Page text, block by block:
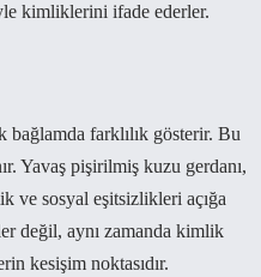
kimliklerini ifade ederler.
farklılık gösterir. Bu
Yavaş pişirilmiş kuzu gerdanı,
ve sosyal eşitsizlikleri açığa
değil, aynı zamanda kimlik
kesişim noktasıdır.